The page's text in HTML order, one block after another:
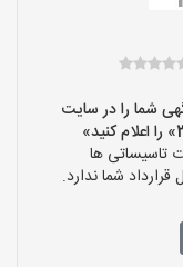
شما را در سایت
تاسیساتی ها
شما ندارد.